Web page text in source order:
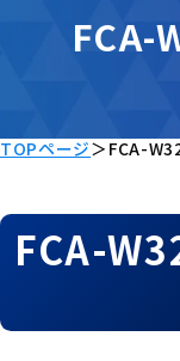
FCA-
TOPページ＞ FCA-
FCA-